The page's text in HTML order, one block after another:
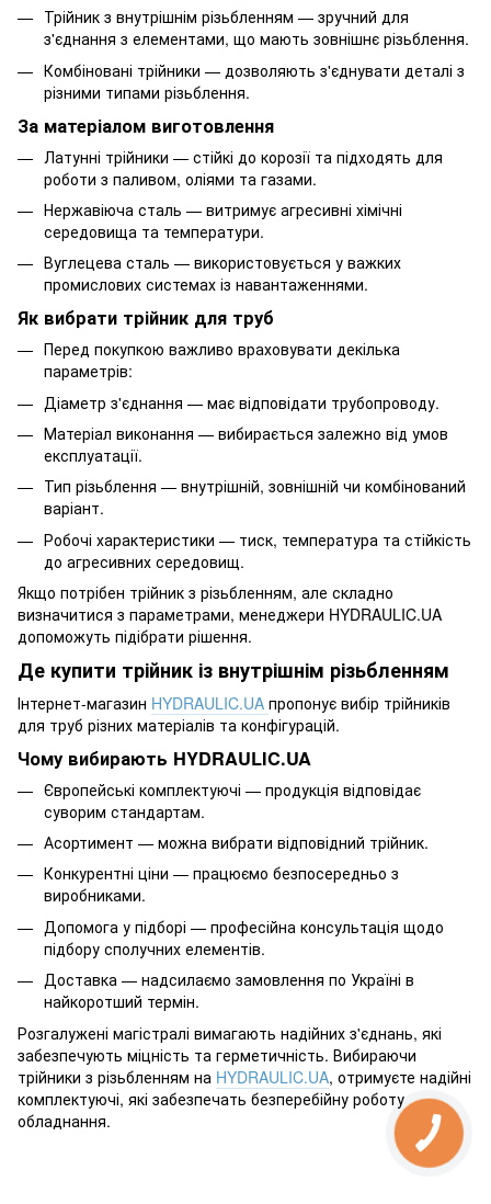
Трійник з внутрішнім різьбленням — зручний для
з'єднання з елементами, що мають зовнішнє різьблення.
Комбіновані трійники — дозволяють з'єднувати деталі з
різними типами різьблення.
За матеріалом виготовлення
Латунні трійники — стійкі до корозії та підходять для
роботи з паливом, оліями та газами.
Нержавіюча сталь — витримує агресивні хімічні
середовища та температури.
Вуглецева сталь — використовується у важких
промислових системах із навантаженнями.
Як вибрати трійник для труб
Перед покупкою важливо враховувати декілька
параметрів:
Діаметр з'єднання — має відповідати трубопроводу.
Матеріал виконання — вибирається залежно від умов
експлуатації.
Тип різьблення — внутрішній, зовнішній чи комбінований
варіант.
Робочі характеристики — тиск, температура та стійкість
до агресивних середовищ.
Якщо потрібен трійник з різьбленням, але складно
визначитися з параметрами, менеджери HYDRAULIC.UA
допоможуть підібрати рішення.
Де купити трійник із внутрішнім різьбленням
Інтернет-магазин HYDRAULIC.UA пропонує вибір трійників
для труб різних матеріалів та конфігурацій.
Чому вибирають HYDRAULIC.UA
Європейські комплектуючі — продукція відповідає
суворим стандартам.
Асортимент — можна вибрати відповідний трійник.
Конкурентні ціни — працюємо безпосередньо з
виробниками.
Допомога у підборі — професійна консультація щодо
підбору сполучних елементів.
Доставка — надсилаємо замовлення по Україні в
найкоротший термін.
Розгалужені магістралі вимагають надійних з'єднань, які
забезпечують міцність та герметичність. Вибираючи
трійники з різьбленням на HYDRAULIC.UA, отримуєте надійні
комплектуючі, які забезпечать безперебійну роботу
обладнання.